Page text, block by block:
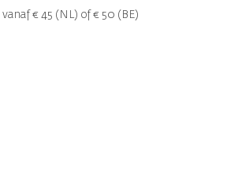
€ 45 (NL) of € 50 (BE)